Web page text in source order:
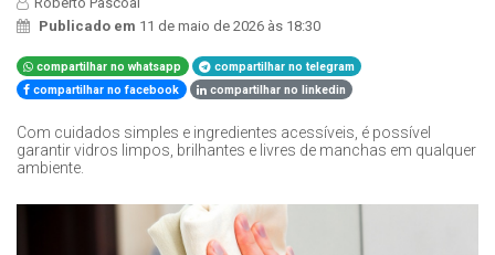
Publicado em 11 de maio de 2026 às 18:30
compartilhar no whatsapp
compartilhar no telegram
compartilhar no facebook
compartilhar no linkedin
Com cuidados simples e ingredientes acessíveis, é possível
garantir vidros limpos, brilhantes e livres de manchas em qualquer
ambiente.